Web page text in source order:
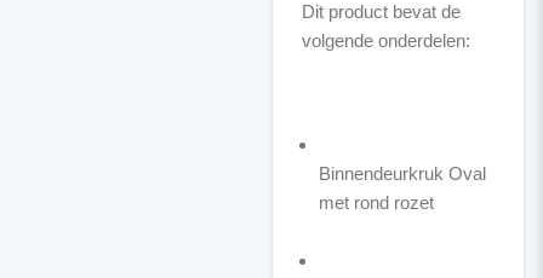
Dit product bevat de
volgende onderdelen:
Binnendeurkruk Oval
met rond rozet